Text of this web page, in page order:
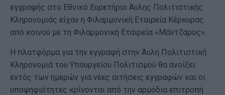
εγγραφής στο Εθνικό Ευρετήριο Άυλης Πολιτιστικής
Κληρονομιάς είχαν η Φιλαρμονική Εταιρεία Κέρκυρας
από κοινού με τη Φιλαρμονική Εταιρεία «Μάντζαρος».
Η πλατφόρμα για την εγγραφή στην Άυλη Πολιτιστική
Κληρονομιά του Υπουργείου Πολιτισμού θα ανοίξει
εντός των ημερών για νέες αιτήσεις εγγραφών και οι
υποψηφιότητες κρίνονται από την αρμόδια επιτροπή